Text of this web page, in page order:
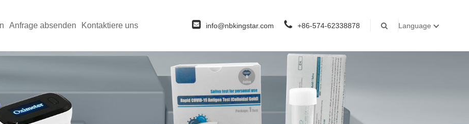
Anfrage absenden Kontaktiere uns info@nbkingstar.com +86-574-62338878 Language